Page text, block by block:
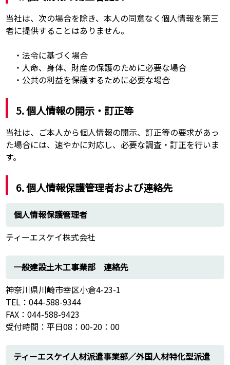
当社は、次の場合を除き、本人の同意なく個人情報を第三
者に提供することはありません。
・法令に基づく場合
・人命、身体、財産の保護のために必要な場合
・公共の利益を保護するために必要な場合
5. 個人情報の開示・訂正等
当社は、ご本人から個人情報の開示、訂正等の要求があっ
た場合には、速やかに対応し、必要な調査・訂正を行いま
す。
6. 個人情報保護管理者および連絡先
個人情報保護管理者
ティーエスケイ株式会社
一般建設土木工事業部 連絡先
神奈川県川崎市幸区小倉4-23-1
TEL：044-588-9344
FAX：044-588-9423
受付時間：平日08：00-20：00
ティーエスケイ人材派遣事業部／外国人材特化型派遣